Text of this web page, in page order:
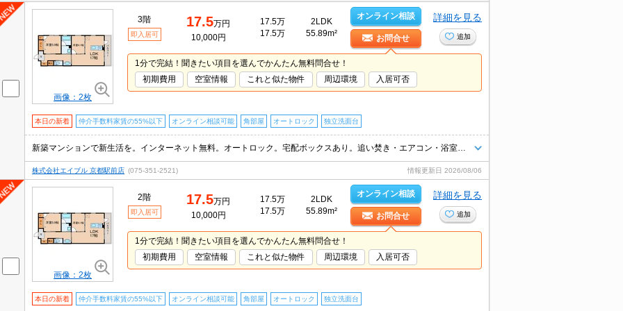
画像：2枚
3階
即入居可
17.5万円
10,000円
17.5万
17.5万
2LDK
55.89m²
オンライン相談
お問合せ
詳細を見る
追加
1分で完結！聞きたい項目を選んでかんたん無料問合せ！
初期費用
空室情報 これと似た物件 周辺環境 入居可否
本日の新着 仲介手数料家賃の55%以下 オンライン相談可能 角部屋 オートロック 独立洗面台
株式会社エイブル 京都駅前店 (075-351-2521) 情報更新日 2026/08/06
画像：2枚
2階
即入居可
17.5万円
10,000円
17.5万
17.5万
2LDK
55.89m²
オンライン相談
お問合せ
詳細を見る
追加
1分で完結！聞きたい項目を選んでかんたん無料問合せ！
初期費用
空室情報 これと似た物件 周辺環境 入居可否
本日の新着 仲介手数料家賃の55%以下 オンライン相談可能 角部屋 オートロック 独立洗面台